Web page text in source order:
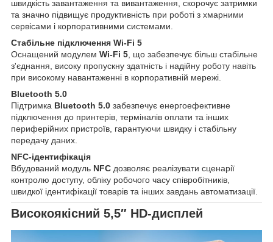
швидкість завантаження та вивантаження, скорочує затримки
та значно підвищує продуктивність при роботі з хмарними
сервісами і корпоративними системами.
Стабільне підключення Wi-Fi 5
Оснащений модулем Wi-Fi 5, що забезпечує більш стабільне
з'єднання, високу пропускну здатність і надійну роботу навіть
при високому навантаженні в корпоративній мережі.
Bluetooth 5.0
Підтримка Bluetooth 5.0 забезпечує енергоефективне
підключення до принтерів, терміналів оплати та інших
периферійних пристроїв, гарантуючи швидку і стабільну
передачу даних.
NFC-ідентифікація
Вбудований модуль NFC дозволяє реалізувати сценарії
контролю доступу, обліку робочого часу співробітників,
швидкої ідентифікації товарів та інших завдань автоматизації.
Високоякісний 5,5″ HD-дисплей